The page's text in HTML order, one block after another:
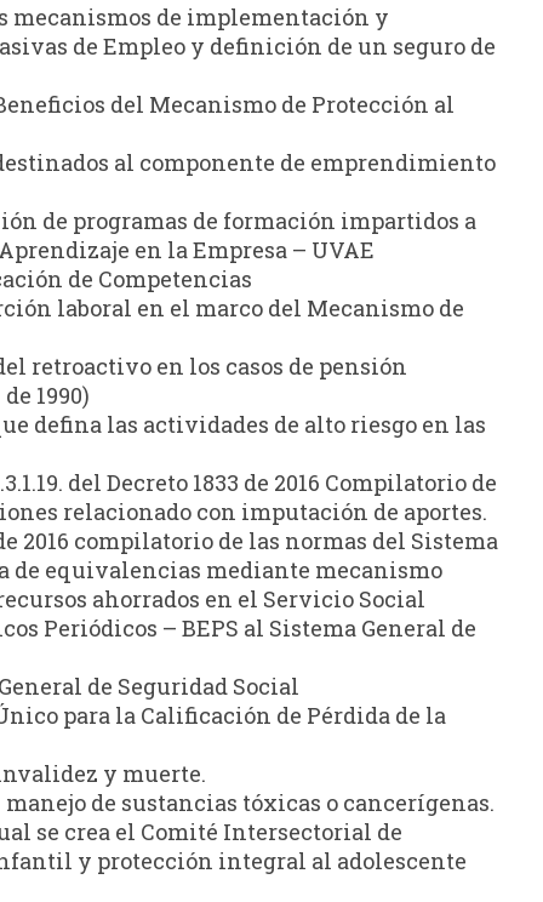
mecanismos de implementación y
de Empleo y definición de un seguro de
del Mecanismo de Protección al
al componente de emprendimiento
de programas de formación impartidos a
en la Empresa – UVAE
de Competencias
laboral en el marco del Mecanismo de
retroactivo en los casos de pensión
1990)
defina las actividades de alto riesgo en las
del Decreto 1833 de 2016 Compilatorio de
relacionado con imputación de aportes.
2016 compilatorio de las normas del Sistema
de equivalencias mediante mecanismo
ahorrados en el Servicio Social
Periódicos – BEPS al Sistema General de
de Seguridad Social
para la Calificación de Pérdida de la
y muerte.
de sustancias tóxicas o cancerígenas.
se crea el Comité Intersectorial de
y protección integral al adolescente